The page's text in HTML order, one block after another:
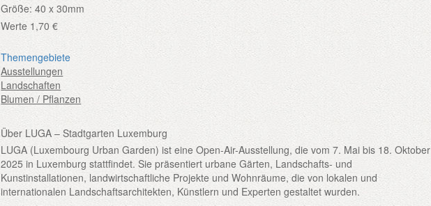
Größe: 40 x 30mm
Werte 1,70 €
Themengebiete
Ausstellungen
Landschaften
Blumen / Pflanzen
Über LUGA – Stadtgarten Luxemburg
LUGA (Luxembourg Urban Garden) ist eine Open-Air-Ausstellung, die vom 7. Mai bis 18. Oktober
2025 in Luxemburg stattfindet. Sie präsentiert urbane Gärten, Landschafts- und
Kunstinstallationen, landwirtschaftliche Projekte und Wohnräume, die von lokalen und
internationalen Landschaftsarchitekten, Künstlern und Experten gestaltet wurden.